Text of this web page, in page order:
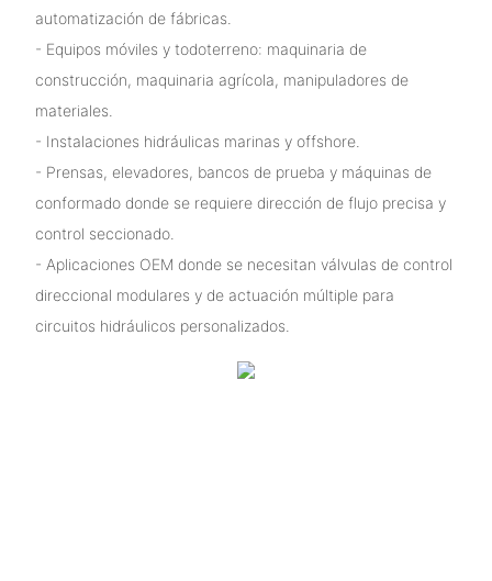
automatización de fábricas.
- Equipos móviles y todoterreno: maquinaria de
construcción, maquinaria agrícola, manipuladores de
materiales.
- Instalaciones hidráulicas marinas y offshore.
- Prensas, elevadores, bancos de prueba y máquinas de
conformado donde se requiere dirección de flujo precisa y
control seccionado.
- Aplicaciones OEM donde se necesitan válvulas de control
direccional modulares y de actuación múltiple para
circuitos hidráulicos personalizados.